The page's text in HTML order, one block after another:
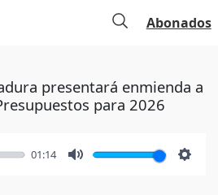
Abonados
presentará enmienda a
para 2026
01:14